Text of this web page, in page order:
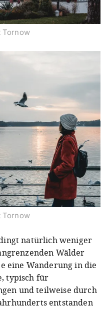
natürlich weniger
Wälder
eine Wanderung in die
typisch für
und teilweise durch
entstanden